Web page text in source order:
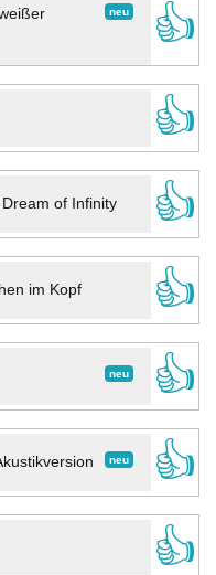
neu
👍
👍
Dream of Infinity
👍
im Kopf
👍
neu
👍
neu
👍
👍